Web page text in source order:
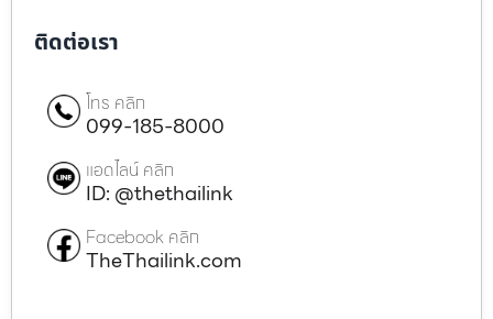
ติดต่อเรา
โทร คลิก
099-185-8000
แอดไลน์ คลิก
ID: @thethailink
Facebook คลิก
TheThailink.com